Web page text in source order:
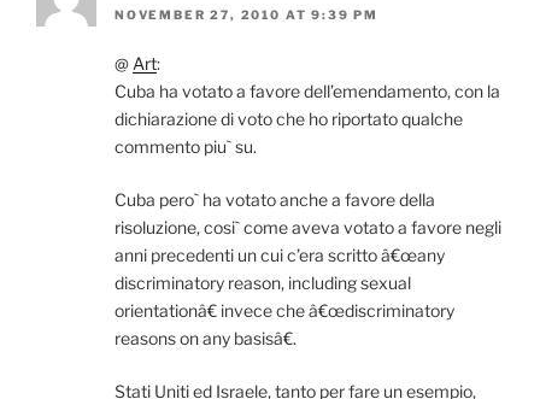
NOVEMBER 27, 2010 AT 9:39 PM
@ Art:
Cuba ha votato a favore dell’emendamento, con la
dichiarazione di voto che ho riportato qualche
commento piu` su.
Cuba pero` ha votato anche a favore della
risoluzione, cosi` come aveva votato a favore negli
anni precedenti un cui c’era scritto â€œany
discriminatory reason, including sexual
orientationâ€ invece che â€œdiscriminatory
reasons on any basisâ€.
Stati Uniti ed Israele, tanto per fare un esempio,